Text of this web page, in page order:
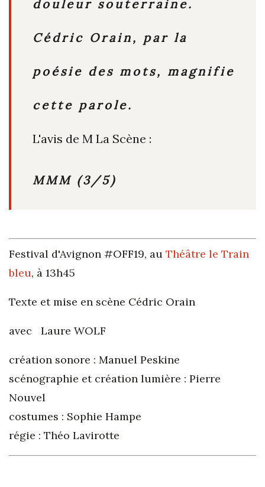
douleur souterraine.
Cédric Orain, par la
poésie des mots, magnifie
cette parole.
L'avis de M La Scène :
MMM (3/5)
Festival d'Avignon #OFF19, au Théâtre le Train
bleu, à 13h45
Texte et mise en scène Cédric Orain
avec Laure WOLF
création sonore : Manuel Peskine
scénographie et création lumière : Pierre
Nouvel
costumes : Sophie Hampe
régie : Théo Lavirotte